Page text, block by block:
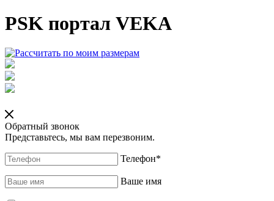
PSK портал VEKA
Обратный звонок
Представьтесь, мы вам перезвоним.
Телефон*
Ваше имя